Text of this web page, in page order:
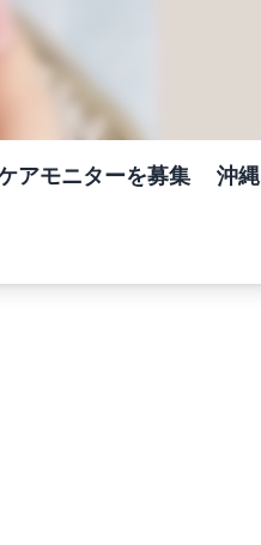
ケアモニターを募集 沖縄